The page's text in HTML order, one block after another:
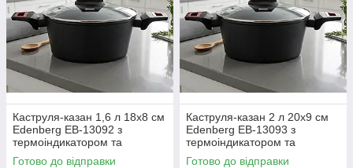
Каструля-казан 1,6 л 18x8 см
Edenberg EB-13092 з
термоіндикатором та
скляною кришкою
Готово до відправки
Каструля-казан 2 л 20x9 см
Edenberg EB-13093 з
термоіндикатором та
скляною кришкою
Готово до відправки